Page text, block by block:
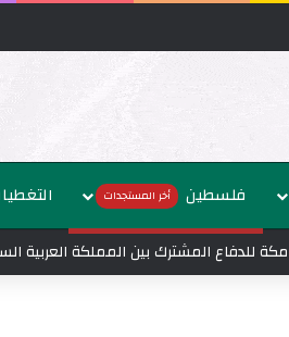
فلسطين أخر المستجدات
للدفاع المشترك بين المملكة العربية